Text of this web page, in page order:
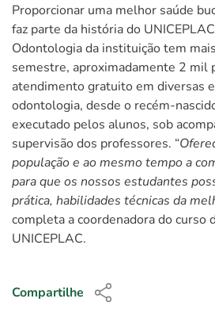
Proporcionar uma melhor saúde
faz parte da história do
Odontologia da instituição tem
semestre, aproximadamente 2 mil
atendimento gratuito em diversas
odontologia, desde o recém-
executado pelos alunos, sob
supervisão dos professores. “
população e ao mesmo tempo a
para que os nossos estudantes
prática, habilidades técnicas da
completa a coordenadora do curso
UNICEPLAC.
Compartilhe